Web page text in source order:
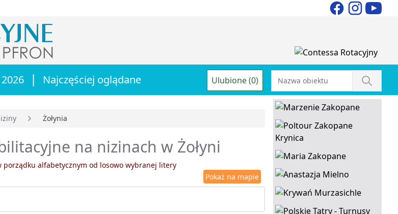
| Najczęściej oglądane Ulubione (0)
Żołynia
na nizinach w Żołyni
porządku alfabetycznym od losowo wybranej litery
Pokaż na mapie